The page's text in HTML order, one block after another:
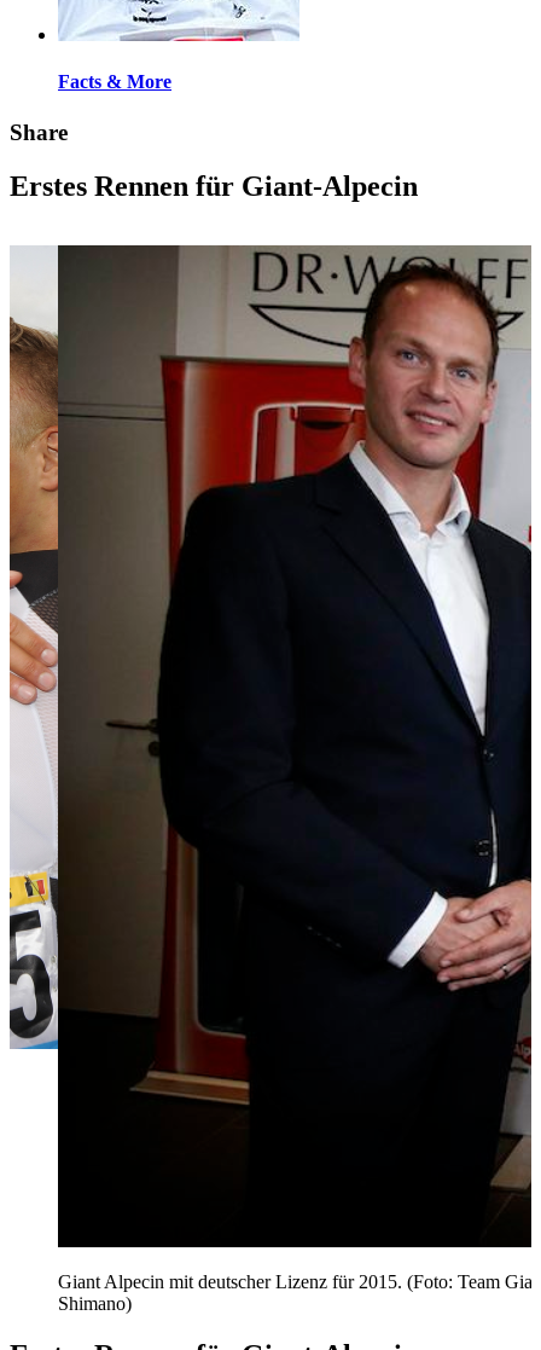
Facts & More
Share
Erstes Rennen für Giant-Alpecin
Giant Alpecin mit deutscher Lizenz für 2015. (Foto: Team
Shimano)